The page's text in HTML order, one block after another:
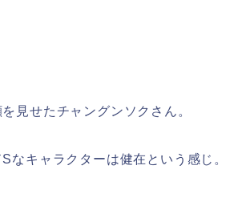
見せたチャングンソクさん。
なキャラクターは健在という感じ。